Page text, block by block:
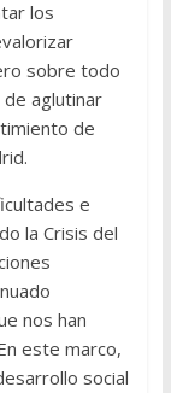
los
sobre todo
de aglutinar
de
e
la Crisis del
nos han
este marco,
social